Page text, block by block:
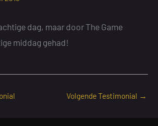
dag, maar door The Game
middag gehad!
Volgende Testimonial →